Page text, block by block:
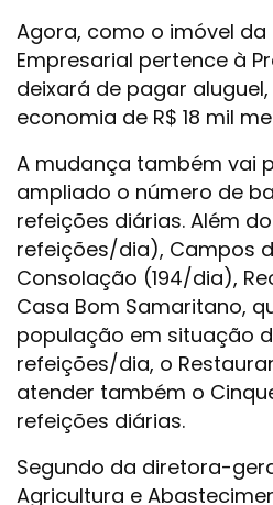
Agora, como o imóvel
Empresarial pertence à
deixará de pagar
economia de R$ 18 mil
A mudança também vai
ampliado o número de
refeições diárias. Além
refeições/dia), Campos
Consolação (194/dia),
Casa Bom Samaritano,
população em situação
refeições/dia, o
atender também o
refeições diárias.
Segundo da diretora-
Agricultura e